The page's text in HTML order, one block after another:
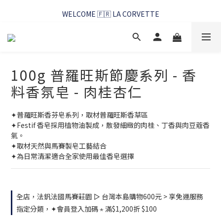
WELCOME 🇫🇷 LA CORVETTE
WELCOME 🇫🇷 LA CORVETTE
馬賽好友季~純淨清潔的相伴
100g 普羅旺斯節慶系列 - 香
料香氛皂 - 肉桂杏仁
✦普羅旺斯香芬皂系列，取材普羅旺斯香草區
✦Festif 香皂採用植物油製成，散發細緻的肉桂、丁香與肉豆蔻香
氣。
✦取材天然與馬賽製皂工藝結合
✦為日常清潔適合全家使用最佳香皂選擇
全店，法釩法國馬賽莊園 ▻ 台灣本島購物600元 > 享免運服務
指定分類，✦會員登入加碼 ⋆ 滿$1,200折 $100